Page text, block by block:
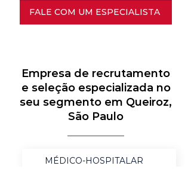
FALE COM UM ESPECIALISTA
Empresa de recrutamento
e seleção especializada no
seu segmento em Queiroz,
São Paulo
MÉDICO-HOSPITALAR